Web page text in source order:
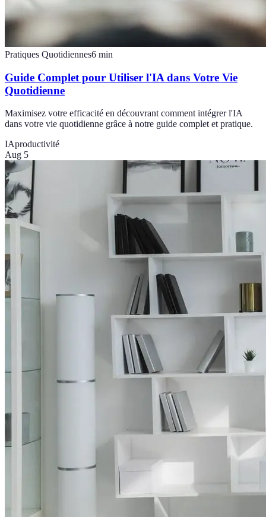
Pratiques Quotidiennes6 min
Guide Complet pour Utiliser l'IA dans Votre Vie
Quotidienne
Maximisez votre efficacité en découvrant comment intégrer l'IA
dans votre vie quotidienne grâce à notre guide complet et pratique.
IAproductivité
Aug 5